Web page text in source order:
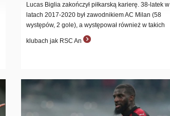
Lucas Biglia zakończył piłkarską karierę. 38-latek w
latach 2017-2020 był zawodnikiem AC Milan (58
występów, 2 gole), a występował również w takich
klubach jak RSC An